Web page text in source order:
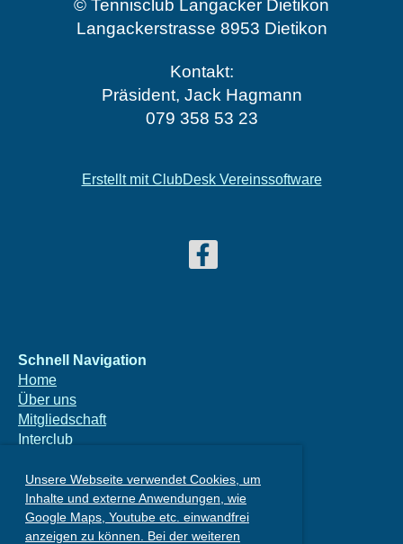
Unsere Webseite verwendet Cookies, um
Inhalte und externe Anwendungen, wie
Google Maps, Youtube etc. einwandfrei
anzeigen zu können. Bei der weiteren
© Tennisclub Langacker Dietikon
Langackerstrasse 8953 Dietikon
Kontakt:
Präsident, Jack Hagmann
079 358 53 23
Erstellt mit ClubDesk Vereinssoftware
Schnell Navigation
Home
Über uns
Mitgliedschaft
Interclub
Kontakt
Vorstand
mpressum